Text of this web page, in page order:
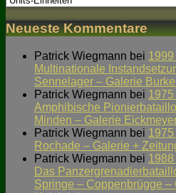
Neueste Kommentare
Patrick Wiegmann bei
Multinationale
Sennelager – Galerie
Patrick Wiegmann bei
Amphibische
Minden – Galerie
Patrick Wiegmann bei
Rochade – Galerie +
Patrick Wiegmann bei
Das
Springe – Coppenbrügge –